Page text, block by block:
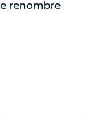
renombre